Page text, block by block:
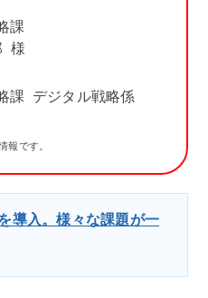
課
様
課 デジタル戦略係
です。
導入。様々な課題が一